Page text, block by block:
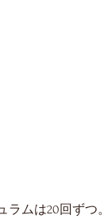
ラムは20回ずつ。